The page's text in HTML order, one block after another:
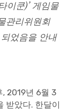
이쿤)’ 게임물
관리위원회
었음을 안내
, 2019년 6월 3
받았다. 한달이